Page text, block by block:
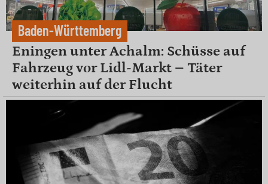
Baden-Württemberg
Eningen unter Achalm: Schüsse auf
Fahrzeug vor Lidl-Markt – Täter
weiterhin auf der Flucht